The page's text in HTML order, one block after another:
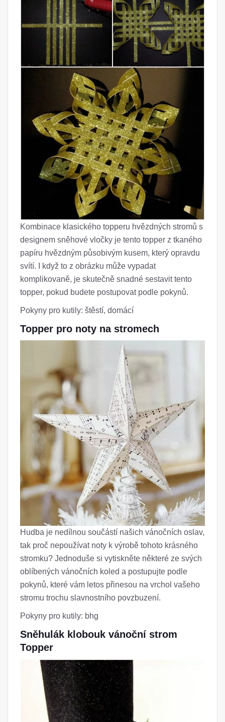
Kombinace klasického topperu hvězdných stromů s
designem sněhové vločky je tento topper z tkaného
papíru hvězdným působivým kusem, který opravdu
svítí. I když to z obrázku může vypadat
komplikovaně, je skutečně snadné sestavit tento
topper, pokud budete postupovat podle pokynů.
Pokyny pro kutily: štěstí, domácí
Topper pro noty na stromech
Hudba je nedílnou součástí našich vánočních oslav,
tak proč nepoužívat noty k výrobě tohoto krásného
stromku? Jednoduše si vytiskněte některé ze svých
oblíbených vánočních koled a postupujte podle
pokynů, které vám letos přinesou na vrchol vašeho
stromu trochu slavnostního povzbuzení.
Pokyny pro kutily: bhg
Sněhulák klobouk vánoční strom
Topper